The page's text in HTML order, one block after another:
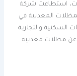
استطاعت شركة
المعدنية في
السكنية والتجارية
عن مظلات معدنية